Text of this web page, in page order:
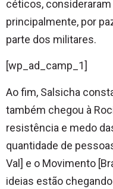
céticos,
principalmente, por
parte dos militares.
[wp_ad_camp_1]
Ao fim, Salsicha
também chegou à
resistência e medo
quantidade de
Val] e o Movimento
ideias estão